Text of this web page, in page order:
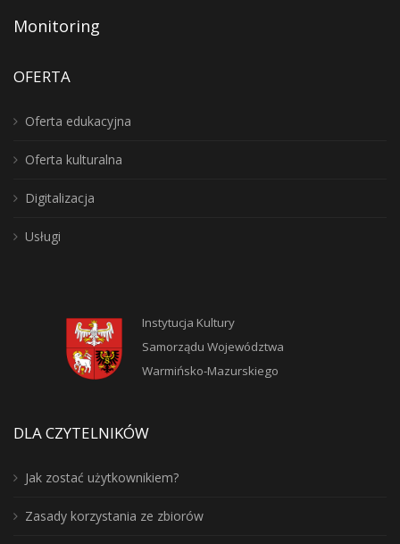
Monitoring
OFERTA
Oferta edukacyjna
Oferta kulturalna
Digitalizacja
Usługi
Instytucja Kultury
Samorządu Województwa
Warmińsko-Mazurskiego
DLA CZYTELNIKÓW
Jak zostać użytkownikiem?
Zasady korzystania ze zbiorów